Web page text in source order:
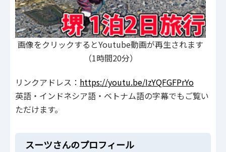
画像をクリックするとYoutube動画が再生されます
（1時間20分）
リンクアドレス： https://youtu.be/IzYQFGFPrYo
英語・インドネシア語・ベトナム語の字幕でもご覧い
ただけます。
スーツさんのプロフィール